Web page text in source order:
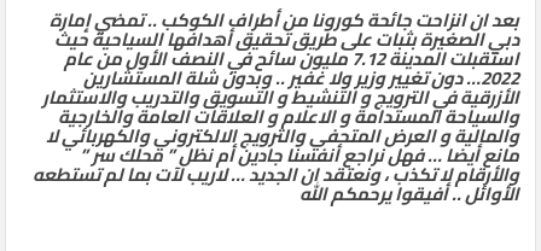
بعد ان انزاحت جائحة كورونا من أطراف الكوكب .. تمضي إمارة
دبي الصغيرة بثبات على طريق تحقيق أهدافها السياحية حيث
استقبلت المدينة 7.12 مليون سائح في النصف الأول من عام
2022… دون تغيير وزير ولا غفير .. وبدون شلة المستشارين
الأزرقية في الترويج و التنشيط و التسويق والتدريب والاستثمار
والسياحة المستدامة و الاعلام و العلاقات العامة والخارجية
والمالية و العرض المتحفي والترويج الالكتروني والكهربائي لا
مانع أيضا … فهل نراجع أنفسنا جادين أم نظل ” محلك سر ”
والأرقام لا تكذب ، ونعتقد ان الجديد … لاريب لآت بما لم تستطعه
الأوائل .. أفيقوا يرحمكم الله